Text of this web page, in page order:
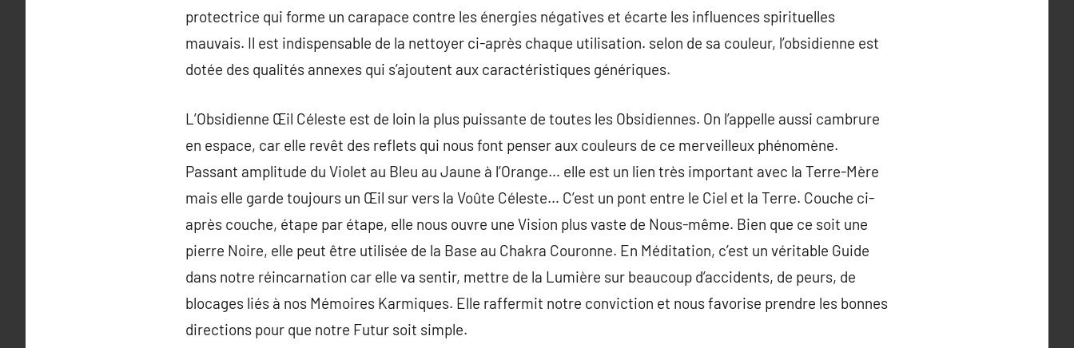
protectrice qui forme un carapace contre les énergies négatives et écarte les influences spirituelles
mauvais. Il est indispensable de la nettoyer ci-après chaque utilisation. selon de sa couleur, l’obsidienne est
dotée des qualités annexes qui s’ajoutent aux caractéristiques génériques.
L’Obsidienne Œil Céleste est de loin la plus puissante de toutes les Obsidiennes. On l’appelle aussi cambrure
en espace, car elle revêt des reflets qui nous font penser aux couleurs de ce merveilleux phénomène.
Passant amplitude du Violet au Bleu au Jaune à l’Orange… elle est un lien très important avec la Terre-Mère
mais elle garde toujours un Œil sur vers la Voûte Céleste… C’est un pont entre le Ciel et la Terre. Couche ci-
après couche, étape par étape, elle nous ouvre une Vision plus vaste de Nous-même. Bien que ce soit une
pierre Noire, elle peut être utilisée de la Base au Chakra Couronne. En Méditation, c’est un véritable Guide
dans notre réincarnation car elle va sentir, mettre de la Lumière sur beaucoup d’accidents, de peurs, de
blocages liés à nos Mémoires Karmiques. Elle raffermit notre conviction et nous favorise prendre les bonnes
directions pour que notre Futur soit simple.